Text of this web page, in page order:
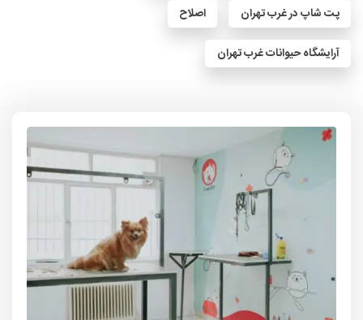
پت شاپ در غرب تهران اصلاح
آرایشگاه حیوانات غرب تهران